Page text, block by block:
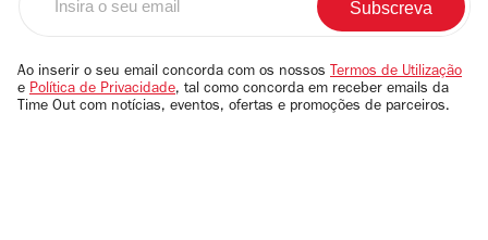
email
Ao inserir o seu email concorda com os nossos Termos de Utilização
e Política de Privacidade, tal como concorda em receber emails da
Time Out com notícias, eventos, ofertas e promoções de parceiros.